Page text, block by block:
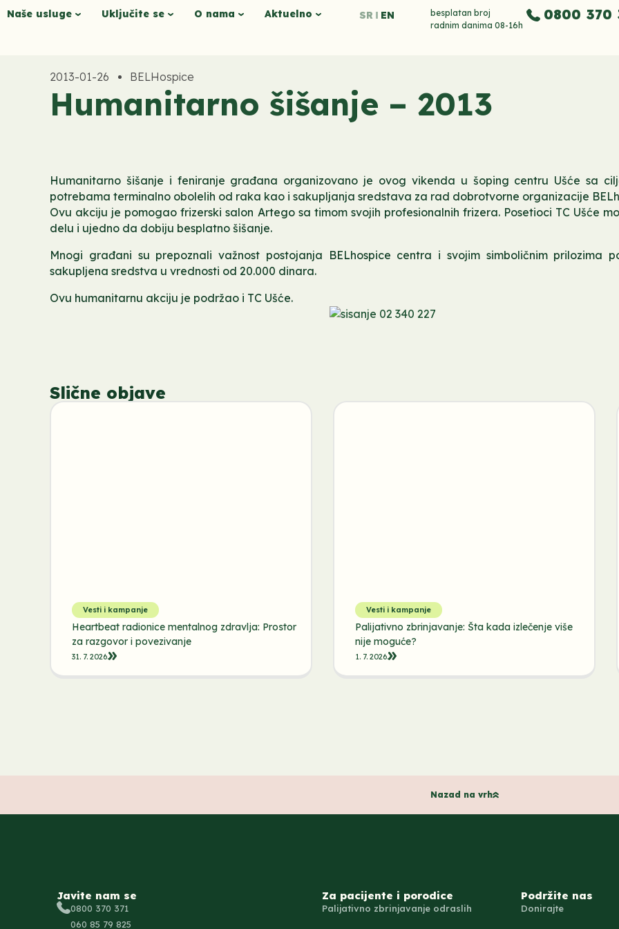
Naše usluge Uključite se O nama Aktuelno SR EN
besplatan broj
radnim danima 08-16h
0800 370
2013-01-26 BELHospice
Humanitarno šišanje – 2013
Humanitarno šišanje i feniranje građana organizovano je ovog vikenda u šoping centru Ušće sa
potrebama terminalno obolelih od raka kao i sakupljanja sredstava za rad dobrotvorne organizacije
Ovu akciju je pomogao frizerski salon Artego sa timom svojih profesionalnih frizera. Posetioci TC Ušće
delu i ujedno da dobiju besplatno šišanje.
Mnogi građani su prepoznali važnost postojanja BELhospice centra i svojim simboličnim prilozima
sakupljena sredstva u vrednosti od 20.000 dinara.
Ovu humanitarnu akciju je podržao i TC Ušće.
Slične objave
Vesti i kampanje
Heartbeat radionice mentalnog zdravlja: Prostor
za razgovor i povezivanje
31. 7. 2026.
Vesti i kampanje
Palijativno zbrinjavanje: Šta kada izlečenje više
nije moguće?
1. 7. 2026.
Nazad na vrh
Javite nam se
0800 370 371
060 85 79 825
Za pacijente i porodice
Palijativno zbrinjavanje odraslih
Podržite nas
Donirajte